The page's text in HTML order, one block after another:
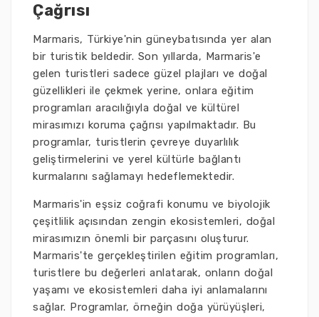
Çağrısı
Marmaris, Türkiye'nin güneybatısında yer alan
bir turistik beldedir. Son yıllarda, Marmaris'e
gelen turistleri sadece güzel plajları ve doğal
güzellikleri ile çekmek yerine, onlara eğitim
programları aracılığıyla doğal ve kültürel
mirasımızı koruma çağrısı yapılmaktadır. Bu
programlar, turistlerin çevreye duyarlılık
geliştirmelerini ve yerel kültürle bağlantı
kurmalarını sağlamayı hedeflemektedir.
Marmaris'in eşsiz coğrafi konumu ve biyolojik
çeşitlilik açısından zengin ekosistemleri, doğal
mirasımızın önemli bir parçasını oluşturur.
Marmaris'te gerçekleştirilen eğitim programları,
turistlere bu değerleri anlatarak, onların doğal
yaşamı ve ekosistemleri daha iyi anlamalarını
sağlar. Programlar, örneğin doğa yürüyüşleri,